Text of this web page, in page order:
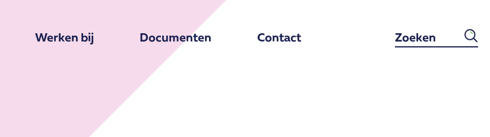
Werken bij Documenten Contact